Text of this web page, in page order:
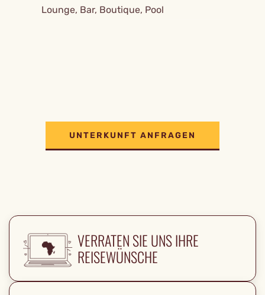
Lounge, Bar, Boutique, Pool
UNTERKUNFT ANFRAGEN
VERRATEN SIE UNS IHRE
REISEWÜNSCHE